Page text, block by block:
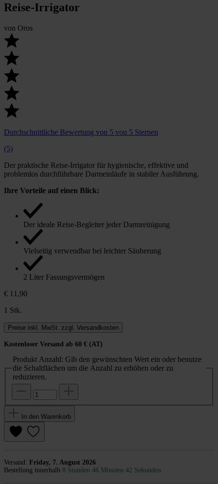
Reise-Irrigator
von Oros
Durchschnittliche Bewertung von 5 von 5 Sternen
(5)
Der praktische Reise-Irrigator für hygienische, effektive und
problemlos durchführbare Darmeinläufe in stabiler Ausführung.
Ihre Vorteile auf einen Blick:
Der ideale Reise-Begleiter jeder Darmreinigung
Vielseitig verwendbar bei leichter Säuberung
2 Liter Fassungsvermögen
€ 11,90
1 Stk.
Preise inkl. MwSt. zzgl. Versandkosten
Kostenloser Versand ab 60 € (AT)
Produkt Anzahl: Gib den gewünschten Wert ein oder benutze
die Schaltflächen um die Anzahl zu erhöhen oder zu
reduzieren.
In den Warenkorb
Versand: Friday, 7. August 2026
Bestellung innerhalb 8 Stunden 46 Minuten 42 Sekunden